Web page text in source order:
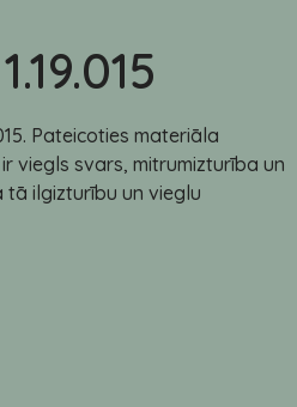
Pateicoties materiāla
viegls svars, mitrumizturība un
tā ilgizturību un vieglu